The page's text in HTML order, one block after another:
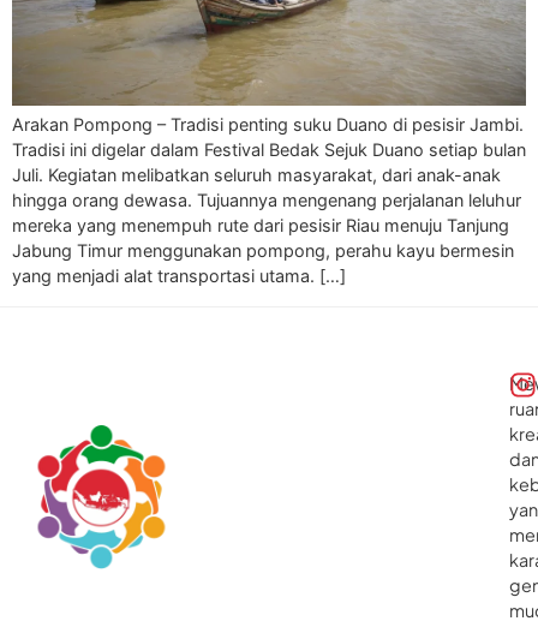
Arakan Pompong – Tradisi penting suku Duano di pesisir Jambi.
Tradisi ini digelar dalam Festival Bedak Sejuk Duano setiap bulan
Juli. Kegiatan melibatkan seluruh masyarakat, dari anak-anak
hingga orang dewasa. Tujuannya mengenang perjalanan leluhur
mereka yang menempuh rute dari pesisir Riau menuju Tanjung
Jabung Timur menggunakan pompong, perahu kayu bermesin
yang menjadi alat transportasi utama. […]